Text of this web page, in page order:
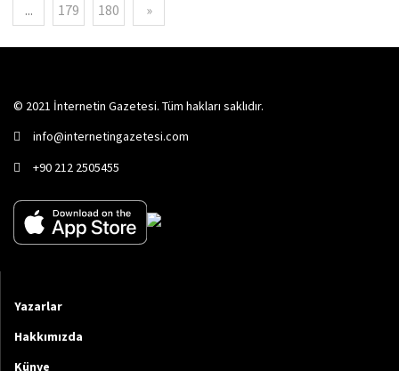
... 179 180 »
© 2021 İnternetin Gazetesi. Tüm hakları saklıdır.
info@internetingazetesi.com
+90 212 2505455
Yazarlar
Hakkımızda
Künye